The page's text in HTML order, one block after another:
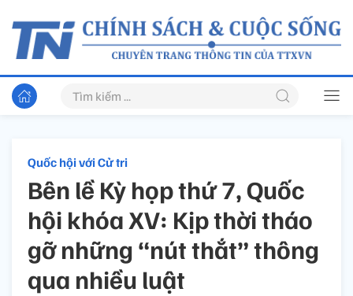
Quốc hội với Cử tri
Bên lề Kỳ họp thứ 7, Quốc
hội khóa XV: Kịp thời tháo
gỡ những “nút thắt” thông
qua nhiều luật